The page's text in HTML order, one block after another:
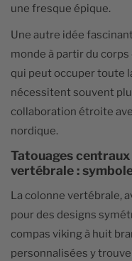
une fresque épique.
Une autre idée
monde à partir du
qui peut occuper toute
nécessitent souvent
collaboration étroite
nordique.
Tatouages
vertébrale :
La colonne vertébrale,
pour des designs
compas viking à huit
personnalisées y